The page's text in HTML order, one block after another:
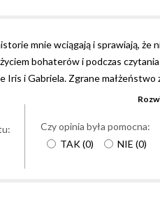
mnie wciągają i sprawiają, że
bohaterów i podczas
Iris i Gabriela. Zgrane małżeństwo
ogrodem położonym w spokojnej i
Kto jest temu winien: Gabriel,
nich wprowadzić, kiedy
Czy opinia była pomocna:
TAK(0) NIE (0)